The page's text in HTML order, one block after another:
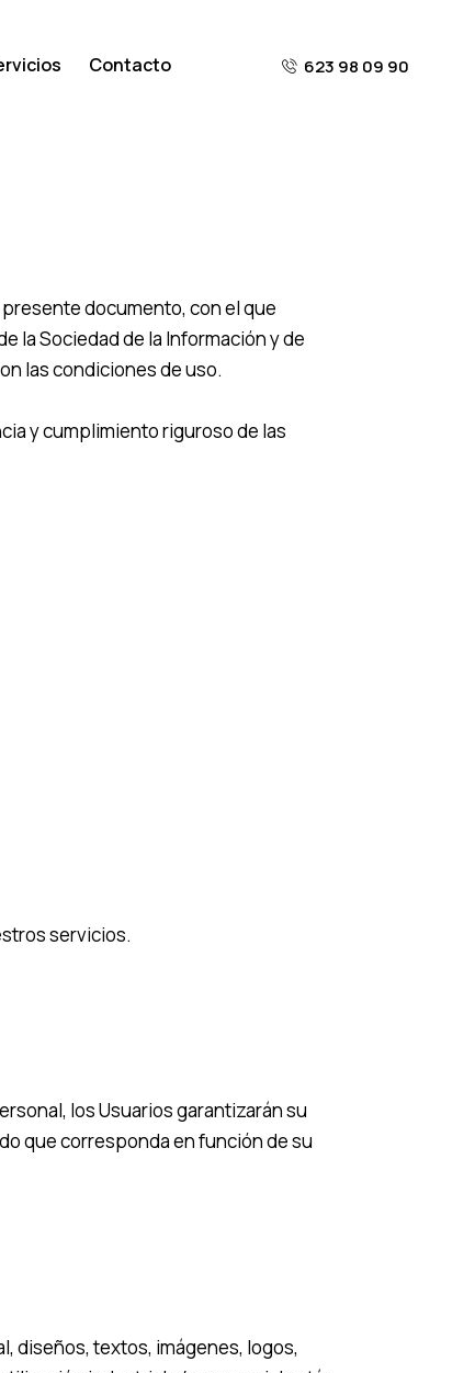
Contacto 623 98 09 90
documento, con el que
la Sociedad de la Información y de
las condiciones de uso.
y cumplimiento riguroso de las
servicios.
los Usuarios garantizarán su
que corresponda en función de su
diseños, textos, imágenes, logos,